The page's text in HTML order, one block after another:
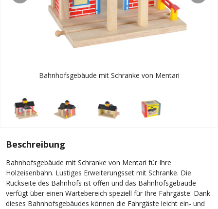
Bahnhofsgebäude mit Schranke von Mentari
Beschreibung
Bahnhofsgebäude mit Schranke von Mentari für Ihre
Holzeisenbahn. Lustiges Erweiterungsset mit Schranke. Die
Rückseite des Bahnhofs ist offen und das Bahnhofsgebäude
verfügt über einen Wartebereich speziell für Ihre Fahrgäste. Dank
dieses Bahnhofsgebäudes können die Fahrgäste leicht ein- und